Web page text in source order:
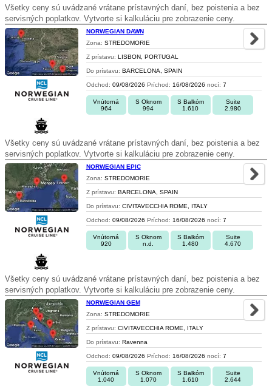
Všetky ceny sú uvádzané vrátane prístavných daní, bez poistenia a bez
servisných poplatkov. Vytvorte si kalkuláciu pre zobrazenie ceny.
NORWEGIAN DAWN
Zona: STREDOMORIE
Z prístavu: LISBON, PORTUGAL
Do prístavu: BARCELONA, SPAIN
Odchod: 09/08/2026 Príchod: 16/08/2026 nocí: 7
Vnútorná
964
S Oknom
994
S Balkóm
1.610
Suite
2.980
Všetky ceny sú uvádzané vrátane prístavných daní, bez poistenia a bez
servisných poplatkov. Vytvorte si kalkuláciu pre zobrazenie ceny.
NORWEGIAN EPIC
Zona: STREDOMORIE
Z prístavu: BARCELONA, SPAIN
Do prístavu: CIVITAVECCHIA ROME, ITALY
Odchod: 09/08/2026 Príchod: 16/08/2026 nocí: 7
Vnútorná
920
S Oknom
n.d.
S Balkóm
1.480
Suite
4.670
Všetky ceny sú uvádzané vrátane prístavných daní, bez poistenia a bez
servisných poplatkov. Vytvorte si kalkuláciu pre zobrazenie ceny.
NORWEGIAN GEM
Zona: STREDOMORIE
Z prístavu: CIVITAVECCHIA ROME, ITALY
Do prístavu: Ravenna
Odchod: 09/08/2026 Príchod: 16/08/2026 nocí: 7
Vnútorná
1.040
S Oknom
1.070
S Balkóm
1.610
Suite
2.644